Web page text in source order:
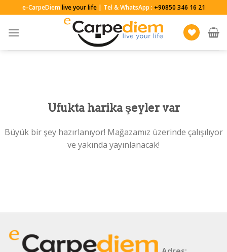
to
content
e-CarpeDiemlive your life| Tel & WhatsApp : +90850 346 16 21
Ufukta harika şeyler var
Büyük bir şey hazırlanıyor! Mağazamız üzerinde çalışılıyor
ve yakında yayınlanacak!